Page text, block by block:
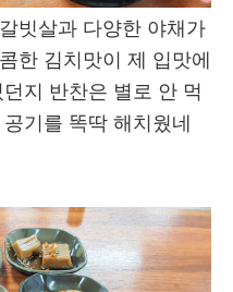
빗살과 다양한 야채가
한 김치맛이 제 입맛에
지 반찬은 별로 안 먹
기를 똑딱 해치웠네